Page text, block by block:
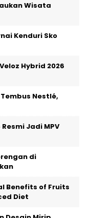
Wisata
Kenduri Sko
Hybrid 2026
Nestlé,
Jadi MPV
di
Benefits of Fruits
Diet